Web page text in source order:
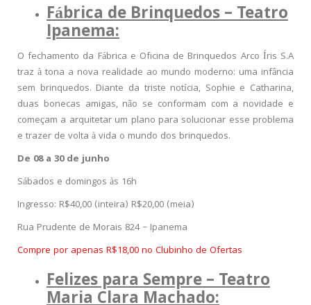
Fábrica de Brinquedos – Teatro
Ipanema:
O fechamento da Fábrica e Oficina de Brinquedos Arco Íris S.A
traz à tona a nova realidade ao mundo moderno: uma infância
sem brinquedos. Diante da triste notícia, Sophie e Catharina,
duas bonecas amigas, não se conformam com a novidade e
começam a arquitetar um plano para solucionar esse problema
e trazer de volta à vida o mundo dos brinquedos.
De 08 a 30 de junho
Sábados e domingos às 16h
Ingresso: R$40,00 (inteira) R$20,00 (meia)
Rua Prudente de Morais 824 – Ipanema
Compre por apenas R$18,00 no Clubinho de Ofertas
Felizes para Sempre – Teatro